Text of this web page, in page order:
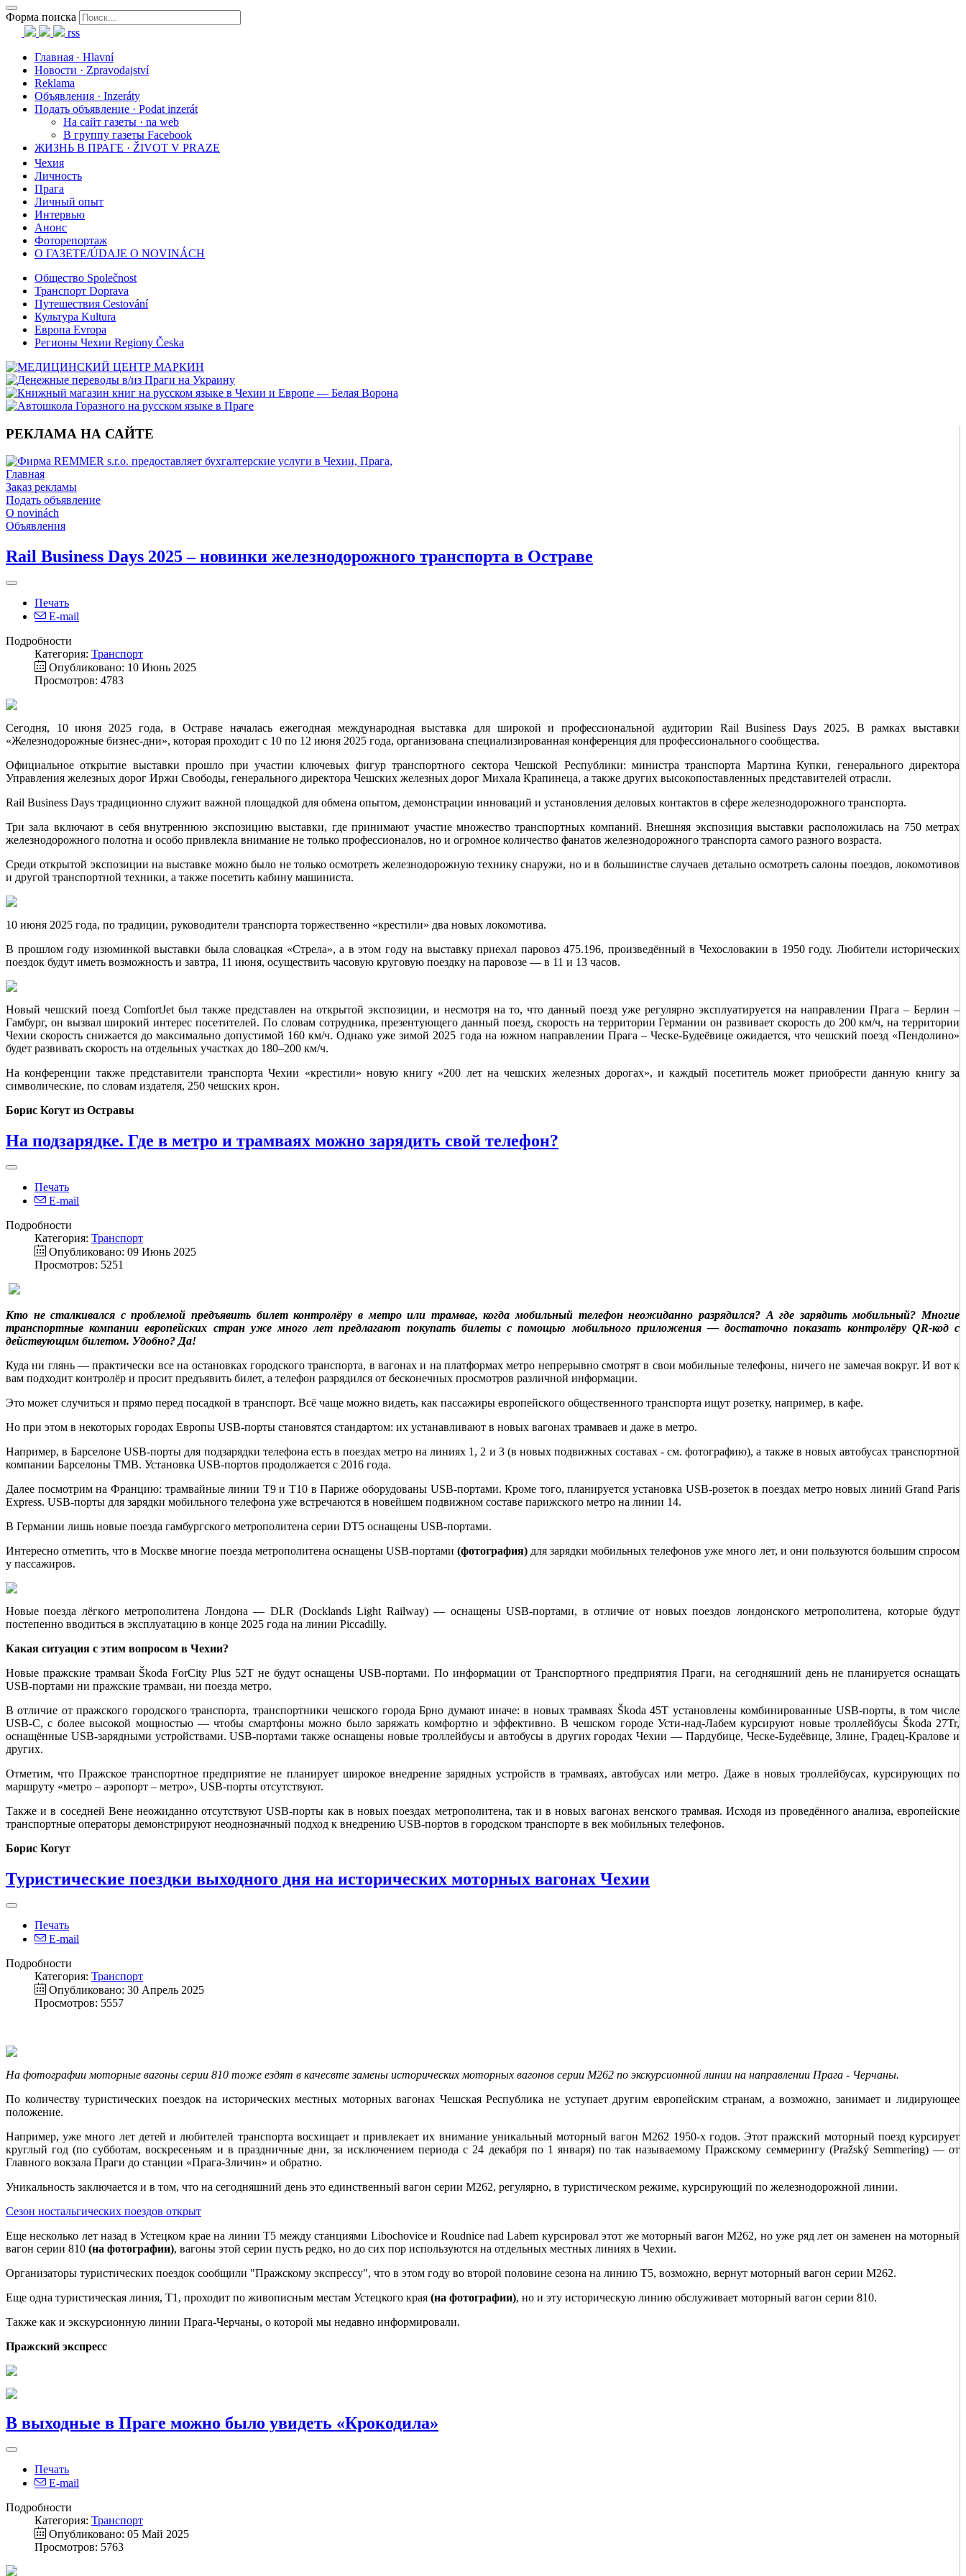
Форма поиска
rss
Главная · Hlavní
Новости · Zpravodajství
Reklama
Объявления · Inzeráty
Подать объявление · Podat inzerát
На сайт газеты · na web
В группу газеты Facebook
ЖИЗНЬ В ПРАГЕ · ŽIVOT V PRAZE
Чехия
Личность
Прага
Личный опыт
Интервью
Анонс
Фоторепортаж
О ГАЗЕТЕ/ÚDAJE O NOVINÁCH
Общество Společnost
Транспорт Doprava
Путешествия Cestování
Культура Kultura
Европа Evropa
Регионы Чехии Regiony Česka
РЕКЛАМА НА САЙТЕ
Главная
Заказ рекламы
Подать объявление
O novinách
Объявления
Rail Business Days 2025 – новинки железнодорожного транспорта в Остраве
Печать
E-mail
Подробности
Категория: Транспорт
Опубликовано: 10 Июнь 2025
Просмотров: 4783
Сегодня, 10 июня 2025 года, в Остраве началась ежегодная международная выставка для широкой и профессиональной аудитории Rail Business Days 2025. В рамках выставки
«Железнодорожные бизнес-дни», которая проходит с 10 по 12 июня 2025 года, организована специализированная конференция для профессионального сообщества.
Официальное открытие выставки прошло при участии ключевых фигур транспортного сектора Чешской Республики: министра транспорта Мартина Купки, генерального директора
Управления железных дорог Иржи Свободы, генерального директора Чешских железных дорог Михала Крапинеца, а также других высокопоставленных представителей отрасли.
Rail Business Days традиционно служит важной площадкой для обмена опытом, демонстрации инноваций и установления деловых контактов в сфере железнодорожного транспорта.
Три зала включают в себя внутреннюю экспозицию выставки, где принимают участие множество транспортных компаний. Внешняя экспозиция выставки расположилась на 750 метрах
железнодорожного полотна и особо привлекла внимание не только профессионалов, но и огромное количество фанатов железнодорожного транспорта самого разного возраста.
Среди открытой экспозиции на выставке можно было не только осмотреть железнодорожную технику снаружи, но и в большинстве случаев детально осмотреть салоны поездов, локомотивов
и другой транспортной техники, а также посетить кабину машиниста.
10 июня 2025 года, по традиции, руководители транспорта торжественно «крестили» два новых локомотива.
В прошлом году изюминкой выставки была словацкая «Стрела», а в этом году на выставку приехал паровоз 475.196, произведённый в Чехословакии в 1950 году. Любители исторических
поездок будут иметь возможность и завтра, 11 июня, осуществить часовую круговую поездку на паровозе — в 11 и 13 часов.
Новый чешский поезд ComfortJet был также представлен на открытой экспозиции, и несмотря на то, что данный поезд уже регулярно эксплуатируется на направлении Прага – Берлин –
Гамбург, он вызвал широкий интерес посетителей. По словам сотрудника, презентующего данный поезд, скорость на территории Германии он развивает скорость до 200 км/ч, на территории
Чехии скорость снижается до максимально допустимой 160 км/ч. Однако уже зимой 2025 года на южном направлении Прага – Ческе-Будеёвице ожидается, что чешский поезд «Пендолино»
будет развивать скорость на отдельных участках до 180–200 км/ч.
На конференции также представители транспорта Чехии «крестили» новую книгу «200 лет на чешских железных дорогах», и каждый посетитель может приобрести данную книгу за
символические, по словам издателя, 250 чешских крон.
Борис Когут из Остравы
На подзарядке. Где в метро и трамваях можно зарядить свой телефон?
Печать
E-mail
Подробности
Категория: Транспорт
Опубликовано: 09 Июнь 2025
Просмотров: 5251
Кто не сталкивался с проблемой предъявить билет контролёру в метро или трамвае, когда мобильный телефон неожиданно разрядился? А где зарядить мобильный? Многие
транспортные компании европейских стран уже много лет предлагают покупать билеты с помощью мобильного приложения — достаточно показать контролёру QR-код с
действующим билетом. Удобно? Да!
Куда ни глянь — практически все на остановках городского транспорта, в вагонах и на платформах метро непрерывно смотрят в свои мобильные телефоны, ничего не замечая вокруг. И вот к
вам подходит контролёр и просит предъявить билет, а телефон разрядился от бесконечных просмотров различной информации.
Это может случиться и прямо перед посадкой в транспорт. Всё чаще можно видеть, как пассажиры европейского общественного транспорта ищут розетку, например, в кафе.
Но при этом в некоторых городах Европы USB-порты становятся стандартом: их устанавливают в новых вагонах трамваев и даже в метро.
Например, в Барселоне USB-порты для подзарядки телефона есть в поездах метро на линиях 1, 2 и 3 (в новых подвижных составах - см. фотографию), а также в новых автобусах транспортной
компании Барселоны TMB. Установка USB-портов продолжается с 2016 года.
Далее посмотрим на Францию: трамвайные линии T9 и T10 в Париже оборудованы USB-портами. Кроме того, планируется установка USB-розеток в поездах метро новых линий Grand Paris
Express. USB-порты для зарядки мобильного телефона уже встречаются в новейшем подвижном составе парижского метро на линии 14.
В Германии лишь новые поезда гамбургского метрополитена серии DT5 оснащены USB-портами.
Интересно отметить, что в Москве многие поезда метрополитена оснащены USB-портами (фотография)для зарядки мобильных телефонов уже много лет, и они пользуются большим спросом
у пассажиров.
Новые поезда лёгкого метрополитена Лондона — DLR (Docklands Light Railway) — оснащены USB-портами, в отличие от новых поездов лондонского метрополитена, которые будут
постепенно вводиться в эксплуатацию в конце 2025 года на линии Piccadilly.
Какая ситуация с этим вопросом в Чехии?
Новые пражские трамваи Škoda ForCity Plus 52T не будут оснащены USB-портами. По информации от Транспортного предприятия Праги, на сегодняшний день не планируется оснащать
USB-портами ни пражские трамваи, ни поезда метро.
В отличие от пражского городского транспорта, транспортники чешского города Брно думают иначе: в новых трамваях Škoda 45T установлены комбинированные USB-порты, в том числе
USB-C, с более высокой мощностью — чтобы смартфоны можно было заряжать комфортно и эффективно. В чешском городе Усти-над-Лабем курсируют новые троллейбусы Škoda 27Tr,
оснащённые USB-зарядными устройствами. USB-портами также оснащены новые троллейбусы и автобусы в других городах Чехии — Пардубице, Ческе-Будеёвице, Злине, Градец-Кралове и
других.
Отметим, что Пражское транспортное предприятие не планирует широкое внедрение зарядных устройств в трамваях, автобусах или метро. Даже в новых троллейбусах, курсирующих по
маршруту «метро – аэропорт – метро», USB-порты отсутствуют.
Также и в соседней Вене неожиданно отсутствуют USB-порты как в новых поездах метрополитена, так и в новых вагонах венского трамвая. Исходя из проведённого анализа, европейские
транспортные операторы демонстрируют неоднозначный подход к внедрению USB-портов в городском транспорте в век мобильных телефонов.
Борис Когут
Туристические поездки выходного дня на исторических моторных вагонах Чехии
Печать
E-mail
Подробности
Категория: Транспорт
Опубликовано: 30 Апрель 2025
Просмотров: 5557
На фотографии моторные вагоны серии 810 тоже ездят в качесвте замены исторических моторных вагонов серии М262 по экскурсионной линии на направлении Прага - Черчаны.
По количеству туристических поездок на исторических местных моторных вагонах Чешская Республика не уступает другим европейским странам, а возможно, занимает и лидирующее
положение.
Например, уже много лет детей и любителей транспорта восхищает и привлекает их внимание уникальный моторный вагон M262 1950-х годов. Этот пражский моторный поезд курсирует
круглый год (по субботам, воскресеньям и в праздничные дни, за исключением периода с 24 декабря по 1 января) по так называемому Пражскому семмерингу (Pražský Semmering) — от
Главного вокзала Праги до станции «Прага-Зличин» и обратно.
Уникальность заключается и в том, что на сегодняшний день это единственный вагон серии M262, регулярно, в туристическом режиме, курсирующий по железнодорожной линии.
Сезон ностальгических поездов открыт
Еще несколько лет назад в Устецком крае на линии T5 между станциями Libochovice и Roudnice nad Labem курсировал этот же моторный вагон M262, но уже ряд лет он заменен на моторный
вагон серии 810 (на фотографии), вагоны этой серии пусть редко, но до сих пор используются на отдельных местных линиях в Чехии.
Организаторы туристических поездок сообщили "Пражскому экспрессу", что в этом году во второй половине сезона на линию Т5, возможно, вернут моторный вагон серии M262.
Еще одна туристическая линия, Т1, проходит по живописным местам Устецкого края (на фотографии), но и эту историческую линию обслуживает моторный вагон серии 810.
Также как и экскурсионную линии Прага-Черчаны, о которой мы недавно информировали.
Пражский экспресс
В выходные в Праге можно было увидеть «Крокодила»
Печать
E-mail
Подробности
Категория: Транспорт
Опубликовано: 05 Май 2025
Просмотров: 5763